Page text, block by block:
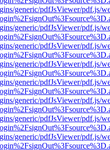
generic/pdfJsViewer/pdf.js/
generic/pdfJsViewer/pdf.js/
generic/pdfJsViewer/pdf.js/
generic/pdfJsViewer/pdf.js/
generic/pdfJsViewer/pdf.js/
generic/pdfJsViewer/pdf.js/
generic/pdfJsViewer/pdf.js/
generic/pdfJsViewer/pdf.js/